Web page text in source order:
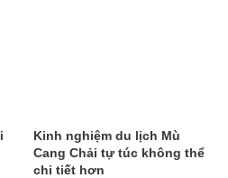
Kinh nghiệm du lịch Mù
Cang Chải tự túc không thể
chi tiết hơn